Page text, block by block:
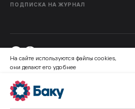
ПОДПИСКА НА ЖУРНАЛ
Пользовательское соглашение
Политика
Правила оплаты и безопасность платежей
© 2026 ООО “Медиа Лэнд”
На сайте используются файлы cookies,
они делают его удобнее